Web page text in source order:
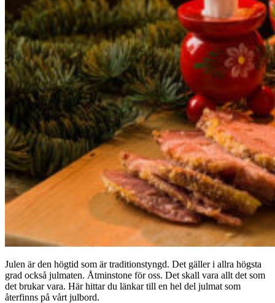
Julen är den högtid som är traditionstyngd. Det gäller i allra högsta
grad också julmaten. Åtminstone för oss. Det skall vara allt det som
det brukar vara. Här hittar du länkar till en hel del julmat som
återfinns på vårt julbord.